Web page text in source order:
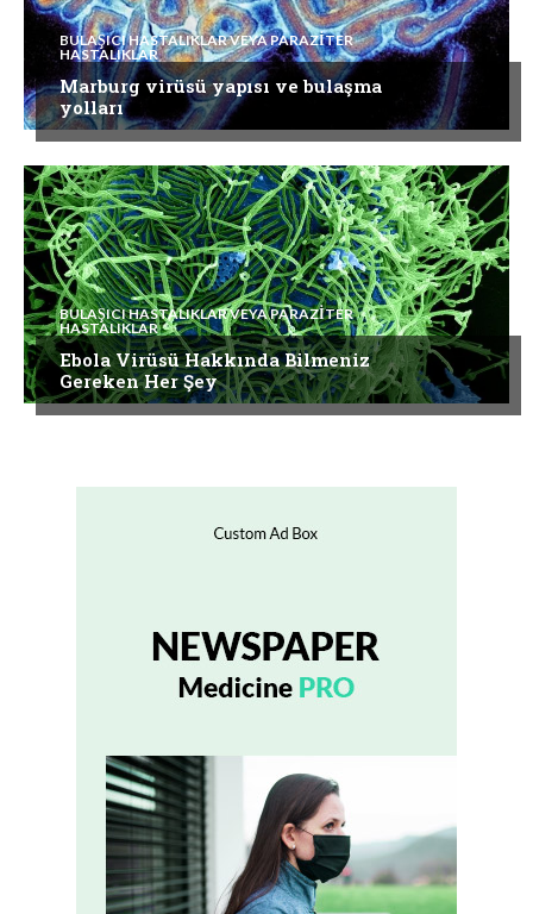
BULAŞICI HASTALIKLAR VEYA PARAZITER
HASTALIKLAR
Marburg virüsü yapısı ve bulaşma
yolları
BULAŞICI HASTALIKLAR VEYA PARAZITER
HASTALIKLAR
Ebola Virüsü Hakkında Bilmeniz
Gereken Her Şey